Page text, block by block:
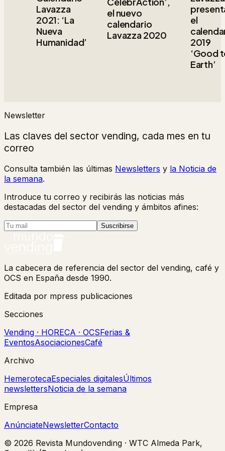
Lavazza
2021: ‘La
Nueva
Humanidad’
el nuevo
calendario
Lavazza 2020
el
2019
‘Good
Earth’
Newsletter
Las claves del sector vending, cada mes en tu
correo
Consulta también las últimas Newsletters y la Noticia de
la semana.
Introduce tu correo y recibirás las noticias más
destacadas del sector del vending y ámbitos afines:
Suscribirse
La cabecera de referencia del sector del vending, café y
OCS en España desde 1990.
Editada por mpress publicaciones
Secciones
Vending · HORECA · OCSFerias &
EventosAsociacionesCafé
Archivo
HemerotecaEspeciales digitalesÚltimos
newslettersNoticia de la semana
Empresa
AnúnciateNewsletterContacto
© 2026 Revista Mundovending · WTC Almeda Park,